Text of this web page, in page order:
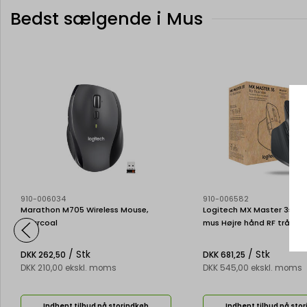
Bedst sælgende i Mus
910-006034
Marathon M705 Wireless Mouse,
Charcoal
DKK 262,50 / Stk
DKK 210,00 ekskl. moms
910-006582
Logitech MX Master 3s for
mus Højre hånd RF trådløs
DKK 681,25 / Stk
DKK 545,00 ekskl. moms